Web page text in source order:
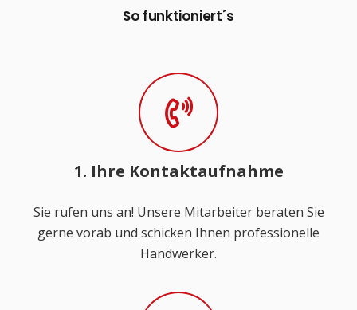
So funktioniert´s
1. Ihre Kontaktaufnahme
Sie rufen uns an! Unsere Mitarbeiter beraten Sie
gerne vorab und schicken Ihnen professionelle
Handwerker.